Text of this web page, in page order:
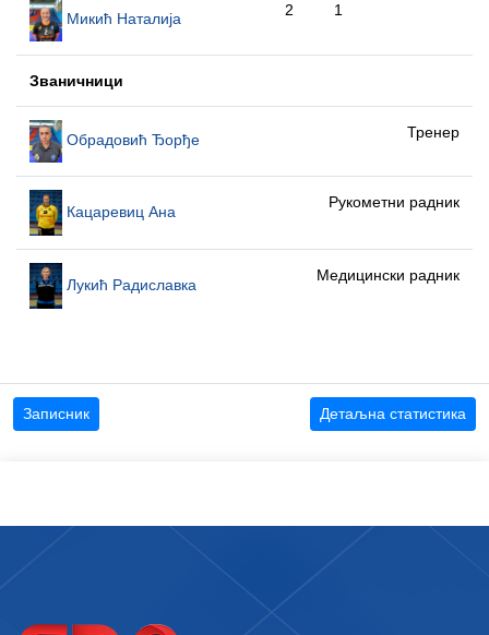
Микић Наталија 2 1
Званичници
Обрадовић Ђорђе Тренер
Кацаревиц Ана
Рукометни радник
Лукић Радиславка
Медицински радник
Записник Детаљна статистика